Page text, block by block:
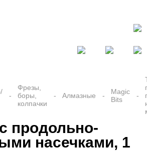
Фрезы,
боры,
колпачки
Алмазные
Magic
Bits
продольно-
насечками, 1